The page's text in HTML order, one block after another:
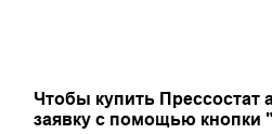
Чтобы купить Прессостат
заявку с помощью кнопки